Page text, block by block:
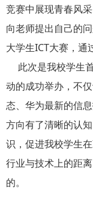
竞赛中展现青春风
向老师提出自己的
大学生ICT大赛，通
此次是我校学生
动的成功举办，不
态、华为最新的信
方向有了清晰的认
识，促进我校学生
行业与技术上的距
的。